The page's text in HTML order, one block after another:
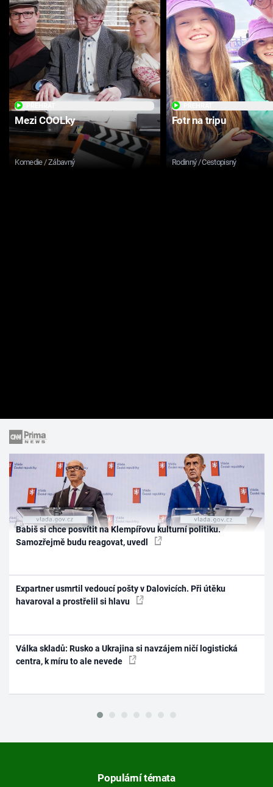
Mezi COOLky
Komedie / Zábavný
Fotr na tripu
Rodinný / Cestopisný
Babiš si chce posvítit na Klempířovu kulturní politiku.
Samozřejmě budu reagovat, uvedl
Expartner usmrtil vedoucí pošty v Dalovicích. Při útěku
havaroval a prostřelil si hlavu
Válka skladů: Rusko a Ukrajina si navzájem ničí logistická
centra, k míru to ale nevede
Populární témata